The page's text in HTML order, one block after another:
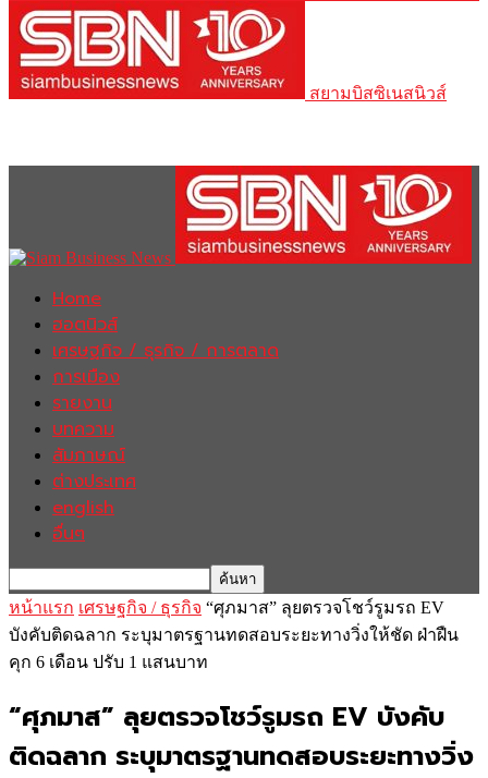
สยามบิสซิเนสนิวส์
Home
ฮอตนิวส์
เศรษฐกิจ / ธุรกิจ / การตลาด
การเมือง
รายงาน
บทความ
สัมภาษณ์
ต่างประเทศ
english
อื่นๆ
หน้าแรก เศรษฐกิจ / ธุรกิจ “ศุภมาส” ลุยตรวจโชว์รูมรถ EV
บังคับติดฉลาก ระบุมาตรฐานทดสอบระยะทางวิ่งให้ชัด ฝ่าฝืน
คุก 6 เดือน ปรับ 1 แสนบาท
“ศุภมาส” ลุยตรวจโชว์รูมรถ EV บังคับ
ติดฉลาก ระบุมาตรฐานทดสอบระยะทางวิ่ง